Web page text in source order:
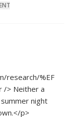
research/%EF
/> Neither a
night
p>